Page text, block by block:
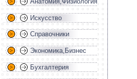
Искусство
Справочники
Экономика,Бизнес
Бухгалтерия